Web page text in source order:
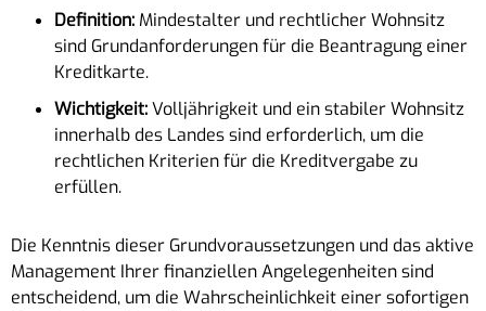
Definition: Mindestalter und rechtlicher Wohnsitz
sind Grundanforderungen für die Beantragung einer
Kreditkarte.
Wichtigkeit:Volljährigkeit und ein stabiler Wohnsitz
innerhalb des Landes sind erforderlich, um die
rechtlichen Kriterien für die Kreditvergabe zu
erfüllen.
Die Kenntnis dieser Grundvoraussetzungen und das aktive
Management Ihrer finanziellen Angelegenheiten sind
entscheidend, um die Wahrscheinlichkeit einer sofortigen